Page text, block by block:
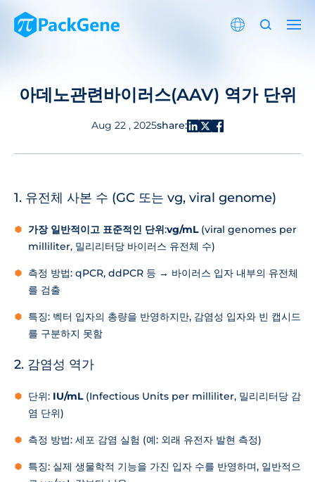
아데노관련바이러스(AAV) 역가 단위
Aug 22 , 2025share:
1. 유전체 사본 수 (GC 또는 vg, viral genome)
가장 일반적이고 표준적인 단위:vg/mL(viral genomes per
milliliter, 밀리리터당 바이러스 유전체 수)
측정 방법: qPCR, ddPCR 등 → 바이러스 입자 내부의 유전체
를 검출
특징: 벡터 입자의 총량을 반영하지만, 감염성 입자와 빈 캡시드
를 구분하지 못함
2. 감염성 역가
단위: IU/mL(Infectious Units per milliliter, 밀리리터당 감
염 단위)
측정 방법: 세포 감염 실험 (예: 외래 유전자 발현 측정)
특징: 실제 생물학적 기능을 가진 입자 수를 반영하며, 일반적으